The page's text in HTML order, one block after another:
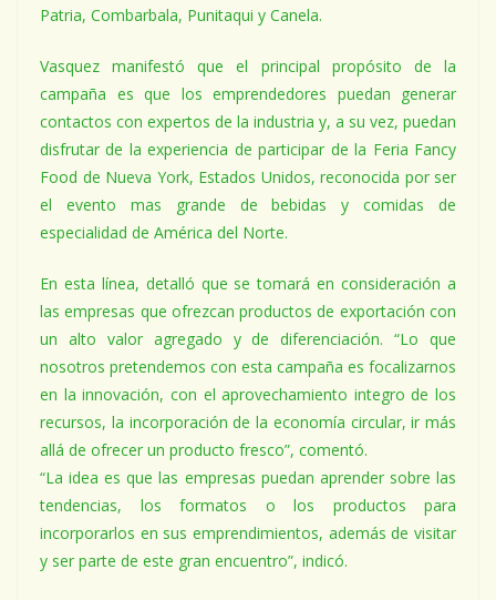
Patria, Combarbala, Punitaqui y Canela.
Vasquez manifestó que el principal propósito de la
campaña es que los emprendedores puedan generar
contactos con expertos de la industria y, a su vez, puedan
disfrutar de la experiencia de participar de la Feria Fancy
Food de Nueva York, Estados Unidos, reconocida por ser
el evento mas grande de bebidas y comidas de
especialidad de América del Norte.
En esta línea, detalló que se tomará en consideración a
las empresas que ofrezcan productos de exportación con
un alto valor agregado y de diferenciación. “Lo que
nosotros pretendemos con esta campaña es focalizarnos
en la innovación, con el aprovechamiento integro de los
recursos, la incorporación de la economía circular, ir más
allá de ofrecer un producto fresco”, comentó.
“La idea es que las empresas puedan aprender sobre las
tendencias, los formatos o los productos para
incorporarlos en sus emprendimientos, además de visitar
y ser parte de este gran encuentro”, indicó.